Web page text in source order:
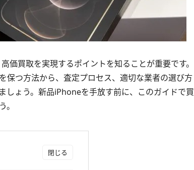
価買取を実現するポイントを知ることが重要です。
保つ方法から、査定プロセス、適切な業者の選び方
しょう。新品iPhoneを手放す前に、このガイドで買